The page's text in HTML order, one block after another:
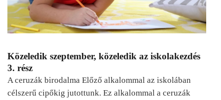
Közeledik szeptember, közeledik az iskolakezdés
3. rész
A ceruzák birodalma Előző alkalommal az iskolában
célszerű cipőkig jutottunk. Ez alkalommal a ceruzák